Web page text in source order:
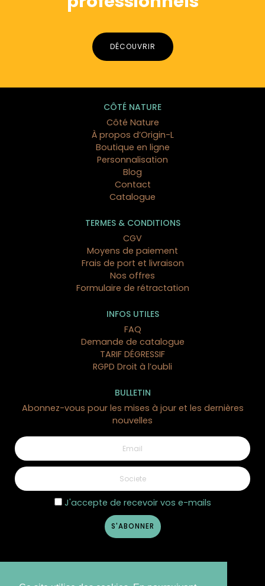
DÉCOUVRIR
CÔTÉ NATURE
Côté Nature
À propos d’Origin-L
Boutique en ligne
Personnalisation
Blog
Contact
Catalogue
TERMES & CONDITIONS
CGV
Moyens de paiement
Frais de port et livraison
Nos offres
Formulaire de rétractation
INFOS UTILES
FAQ
Demande de catalogue
TARIF DÉGRESSIF
RGPD Droit à l’oubli
BULLETIN
Abonnez-vous pour les mises à jour et les dernières
nouvelles
J'accepte de recevoir vos e-mails